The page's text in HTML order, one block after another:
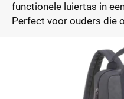
functionele luiertas in
Perfect voor ouders die